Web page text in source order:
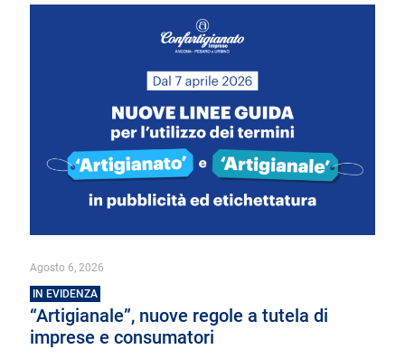
Agosto 6, 2026
IN EVIDENZA
“Artigianale”, nuove regole a tutela di
imprese e consumatori